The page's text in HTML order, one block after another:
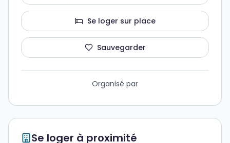
Se loger sur place
Sauvegarder
Organisé par
Se loger à proximité